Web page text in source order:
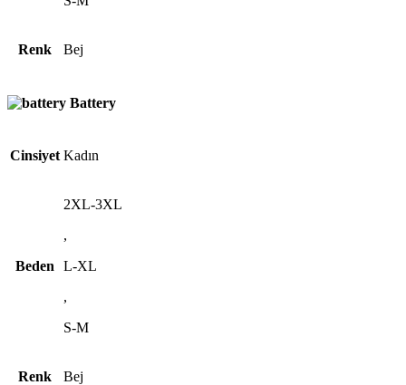
Renk Bej
Battery
Cinsiyet Kadın
Beden
2XL-3XL
,
L-XL
,
S-M
Renk Bej